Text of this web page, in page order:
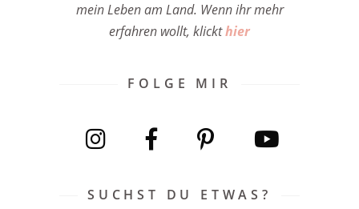
mein Leben am Land. Wenn ihr mehr
erfahren wollt, klickthier
FOLGE MIR
SUCHST DU ETWAS?